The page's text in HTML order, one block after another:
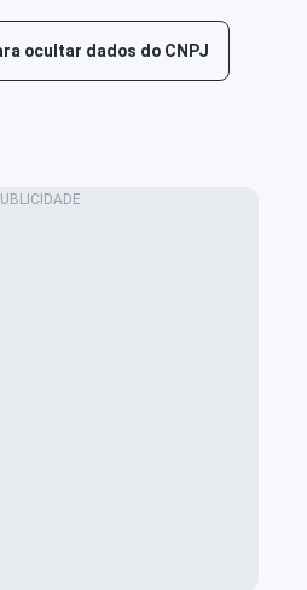
ocultar dados do CNPJ